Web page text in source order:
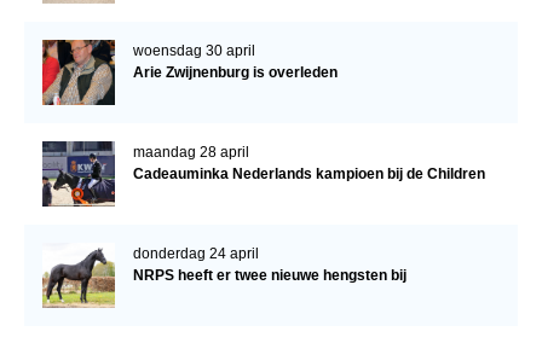
woensdag 30 april
Arie Zwijnenburg is overleden
maandag 28 april
Cadeauminka Nederlands kampioen bij de Children
donderdag 24 april
NRPS heeft er twee nieuwe hengsten bij